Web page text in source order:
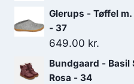
Glerups - Tøffel
- 37
649.00 kr.
Bundgaard -
Rosa - 34